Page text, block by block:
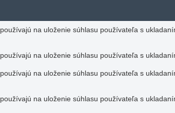
na uloženie súhlasu používateľa s
na uloženie súhlasu používateľa s
na uloženie súhlasu používateľa s
na uloženie súhlasu používateľa s